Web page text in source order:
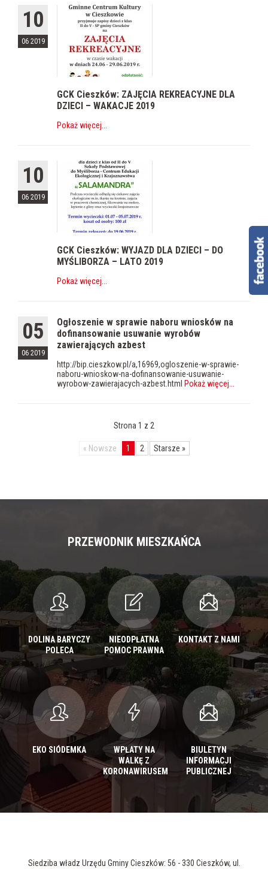
10
06 2019
GCK Cieszków: ZAJĘCIA REKREACYJNE DLA
DZIECI – WAKACJE 2019
Pokaż więcej
10
06 2019
GCK Cieszków: WYJAZD DLA DZIECI – DO
MYŚLIBORZA – LATO 2019
Pokaż więcej
05
06 2019
Ogłoszenie w sprawie naboru wniosków na
dofinansowanie usuwanie wyrobów
zawierających azbest
http://bip.cieszkow.pl/a,16969,ogloszenie-w-sprawie-
naboru-wnioskow-na-dofinansowanie-usuwanie-
wyrobow-zawierajacych-azbest.html Pokaż więcej
Strona 1 z 2
« Nowsze 1 2 Starsze »
PRZEWODNIK MIESZKAŃCA
DOLINA BARYCZY
POLECA
NIEODPŁATNA
POMOC PRAWNA
KONTAKT Z NAMI
EKO SIÓDEMKA
WPŁATY NA
WALKĘ Z
KORONAWIRUSEM
BIULETYN
INFORMACJI
PUBLICZNEJ
Siedziba władz Urzędu Gminy Cieszków: 56 - 330 Cieszków, ul.